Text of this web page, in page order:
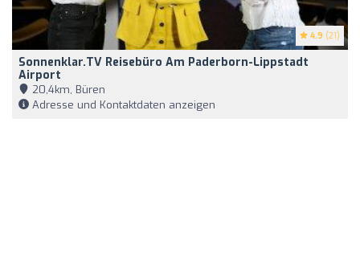
4.9 (21)
Sonnenklar.TV Reisebüro Am Paderborn-Lippstadt
Airport
20,4km, Büren
Adresse und Kontaktdaten anzeigen